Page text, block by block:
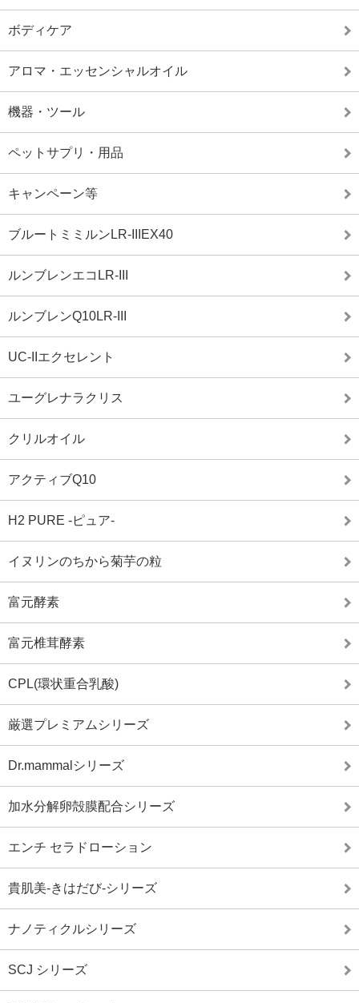
ボディケア
アロマ・エッセンシャルオイル
機器・ツール
ペットサプリ・用品
キャンペーン等
ブルートミミルンLR-IIIEX40
ルンブレンエコLR-III
ルンブレンQ10LR-III
UC-IIエクセレント
ユーグレナラクリス
クリルオイル
アクティブQ10
H2 PURE -ピュア-
イヌリンのちから菊芋の粒
富元酵素
富元椎茸酵素
CPL(環状重合乳酸)
厳選プレミアムシリーズ
Dr.mammalシリーズ
加水分解卵殻膜配合シリーズ
エンチ セラドローション
貴肌美-きはだび-シリーズ
ナノティクルシリーズ
SCJ シリーズ